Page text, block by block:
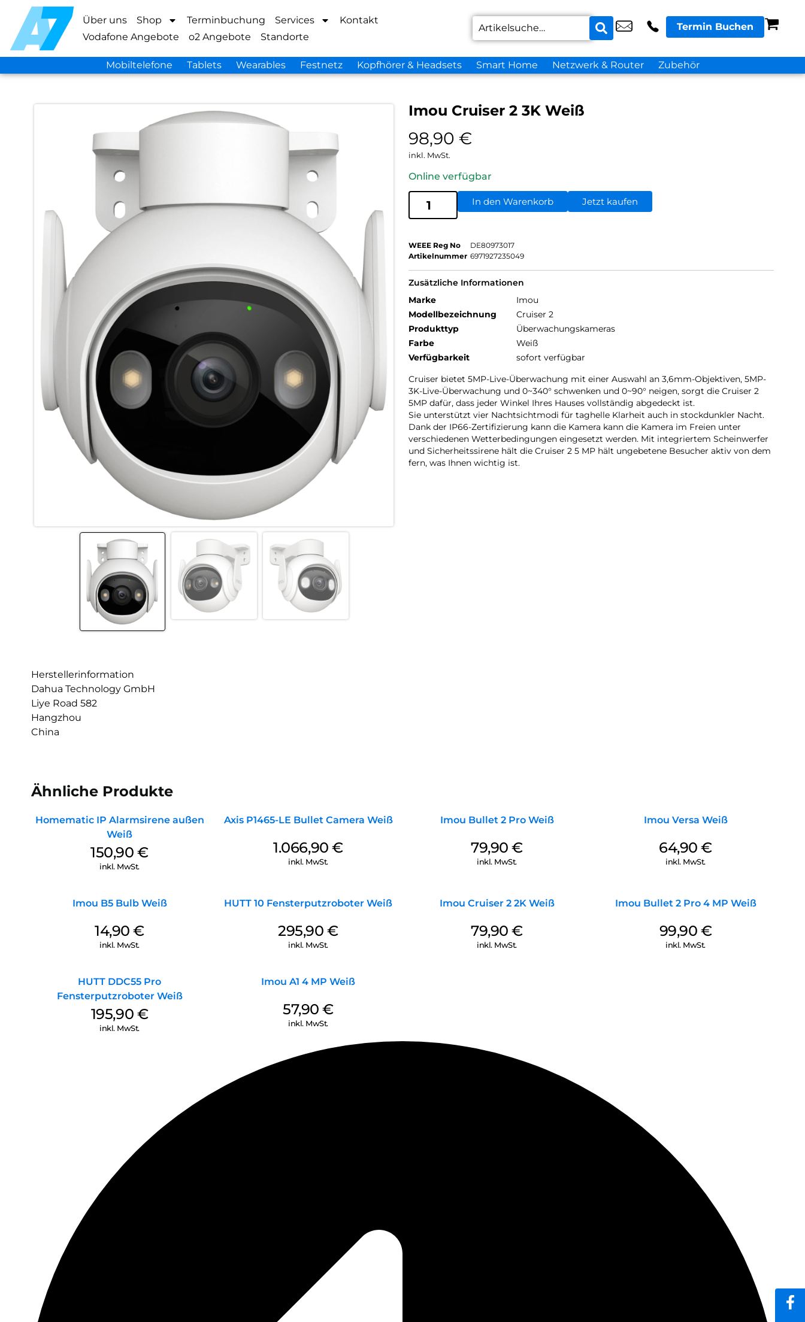
Über uns Shop Terminbuchung Services
Kontakt
Vodafone Angebote
o2 Angebote Standorte
Termin Buchen
Mobiltelefone Tablets Wearables Festnetz Kopfhörer & Headsets Smart Home Netzwerk & Router Zubehör
Imou Cruiser 2 3K Weiß
98,90 €
inkl. MwSt.
Online verfügbar
In den Warenkorb Jetzt kaufen
WEEE Reg No
DE80973017
Artikelnummer 6971927235049
Zusätzliche Informationen
Marke
Imou
Modellbezeichnung
Cruiser 2
Produkttyp
Überwachungskameras
Farbe
Weiß
Verfügbarkeit
sofort verfügbar
Cruiser bietet 5MP-Live-Überwachung mit einer Auswahl an 3,6mm-Objektiven, 5MP-
3K-Live-Überwachung und 0~340° schwenken und 0~90° neigen, sorgt die Cruiser 2
5MP dafür, dass jeder Winkel Ihres Hauses vollständig abgedeckt ist.
Sie unterstützt vier Nachtsichtmodi für taghelle Klarheit auch in stockdunkler Nacht.
Dank der IP66-Zertifizierung kann die Kamera kann die Kamera im Freien unter
verschiedenen Wetterbedingungen eingesetzt werden. Mit integriertem Scheinwerfer
und Sicherheitssirene hält die Cruiser 2 5 MP hält ungebetene Besucher aktiv von dem
fern, was Ihnen wichtig ist.
Herstellerinformation
Dahua Technology GmbH
Liye Road 582
Hangzhou
China
Ähnliche Produkte
Homematic IP Alarmsirene außen
Weiß
150,90€
inkl. MwSt.
Axis P1465-LE Bullet Camera Weiß
1.066,90€
inkl. MwSt.
Imou Bullet 2 Pro Weiß
79,90€
inkl. MwSt.
Imou Versa Weiß
64,90€
inkl. MwSt.
Imou B5 Bulb Weiß
14,90€
inkl. MwSt.
HUTT 10 Fensterputzroboter Weiß
295,90€
inkl. MwSt.
Imou Cruiser 2 2K Weiß
79,90€
inkl. MwSt.
Imou Bullet 2 Pro 4 MP Weiß
99,90 €
inkl. MwSt.
HUTT DDC55 Pro
Fensterputzroboter Weiß
195,90 €
inkl. MwSt.
Imou A1 4 MP Weiß
57,90€
inkl. MwSt.